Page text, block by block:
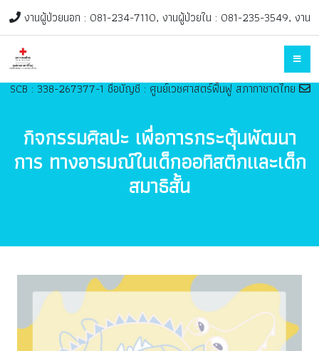
งานผู้ป่วยนอก : 081-234-7110, งานผู้ป่วยใน : 081-235-3549, งาน
ฟื้นฟูเด็ก : 082-947-0998 ติดต่อในวันและเวลาราชการ, ช่องทางบริจาค
SCB : 338-267377-1 ชื่อบัญชี : ศูนย์เวชศาสตร์ฟื้นฟู สภากาชาดไทย
rehab@redcross.or.th
กิจกรรมศิลปะ เพื่อการกระตุ้นพัฒนา
การ ทางอารมณ์ในเด็กออทิสติกและเด็ก
สมาธิสั้น